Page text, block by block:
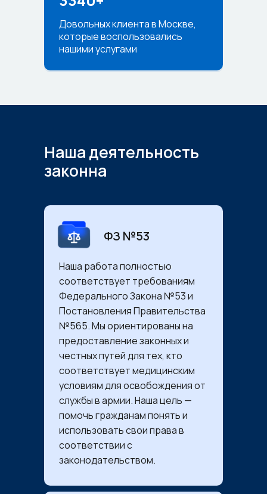
Довольных клиента в Москве,
которые воспользовались
нашими услугами
Наша деятельность
законна
ФЗ №53
Наша работа полностью
соответствует требованиям
Федерального Закона №53 и
Постановления Правительства
№565. Мы ориентированы на
предоставление законных и
честных путей для тех, кто
соответствует медицинским
условиям для освобождения от
службы в армии. Наша цель —
помочь гражданам понять и
использовать свои права в
соответствии с
законодательством.